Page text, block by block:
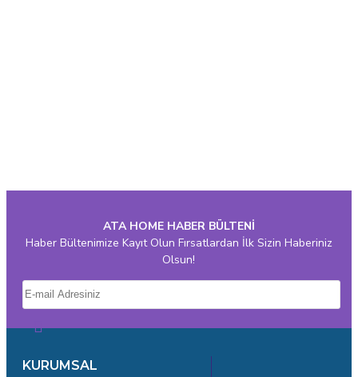
ATA HOME HABER BÜLTENİ
Haber Bültenimize Kayıt Olun Fırsatlardan İlk Sizin Haberiniz
Olsun!
KURUMSAL